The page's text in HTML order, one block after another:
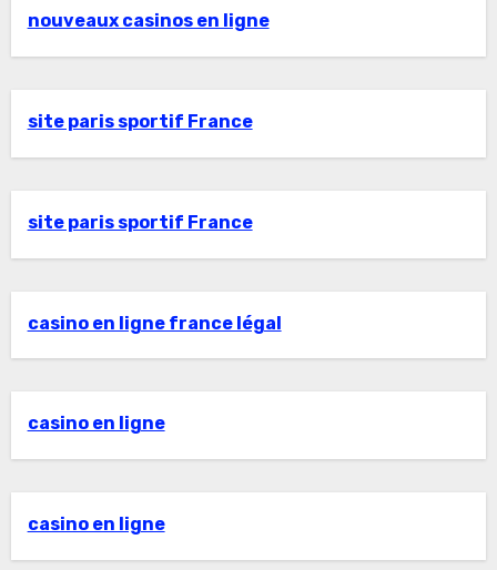
nouveaux casinos en ligne
site paris sportif France
site paris sportif France
casino en ligne france légal
casino en ligne
casino en ligne